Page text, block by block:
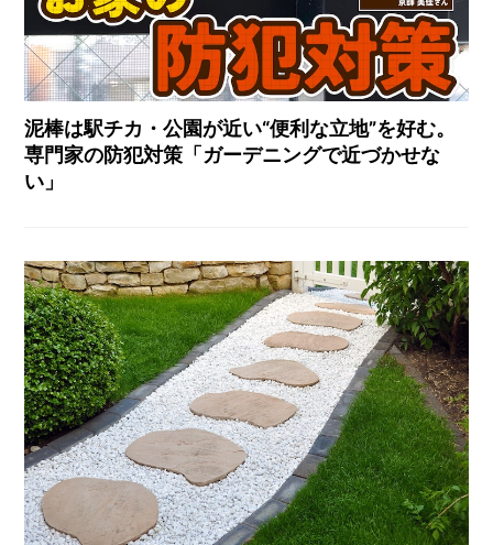
泥棒は駅チカ・公園が近い“便利な立地”を好む。
専門家の防犯対策「ガーデニングで近づかせな
い」